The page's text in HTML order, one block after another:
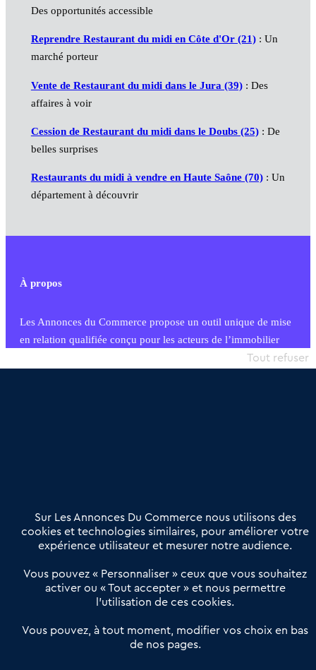
Des opportunités accessible
Reprendre Restaurant du midi en Côte d'Or (21): Un
marché porteur
Vente de Restaurant du midi dans le Jura (39): Des
affaires à voir
Cession de Restaurant du midi dans le Doubs (25): De
belles surprises
Restaurants du midi à vendre en Haute Saône (70): Un
département à découvrir
À propos
Les Annonces du Commerce propose un outil unique de mise
en relation qualifiée conçu pour les acteurs de l’immobilier
commercial et les collectivités territoriales, simple et intégrant
Offres Pro
Actualités
Qui sommes nous ?
Derniers articles
Réseau 3C : un partenaire national dédié aux transactions
Petitscommerces : Un partenariat au service du commerce de
proximité et des territoires
Sur Les Annonces Du Commerce nous utilisons des
cookies et technologies similaires, pour améliorer votre
expérience utilisateur et mesurer notre audience.
Vous pouvez « Personnaliser » ceux que vous souhaitez
activer ou « Tout accepter » et nous permettre
l’utilisation de ces cookies.
Vous pouvez, à tout moment, modifier vos choix en bas
de nos pages.
Tout refuser